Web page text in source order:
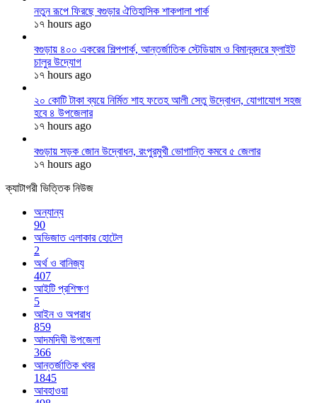
নতুন রূপে ফিরছে বগুড়ার ঐতিহাসিক শাকপালা পার্ক
১৭ hours ago
বগুড়ায় ৪০০ একরের শিল্পপার্ক, আন্তর্জাতিক স্টেডিয়াম ও বিমানবন্দরে ফ্লাইট
চালুর উদ্যোগ
১৭ hours ago
২০ কোটি টাকা ব্যয়ে নির্মিত শাহ ফতেহ আলী সেতু উদ্বোধন, যোগাযোগ সহজ
হবে ৪ উপজেলার
১৭ hours ago
বগুড়ায় সড়ক জোন উদ্বোধন, রংপুরমুখী ভোগান্তি কমবে ৫ জেলার
১৭ hours ago
ক্যাটাগরী ভিত্তিক নিউজ
অন্যান্য
90
অভিজাত এলাকার হোটেল
2
অর্থ ও বানিজ্য
407
আইটি প্রশিক্ষণ
5
আইন ও অপরাধ
859
আদমদিঘী উপজেলা
366
আন্তর্জাতিক খবর
1845
আবহাওয়া